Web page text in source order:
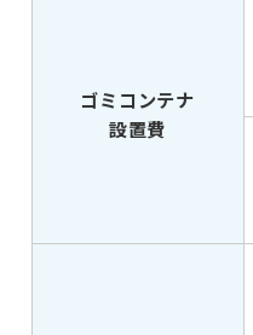
ゴミコンテナ
設置費